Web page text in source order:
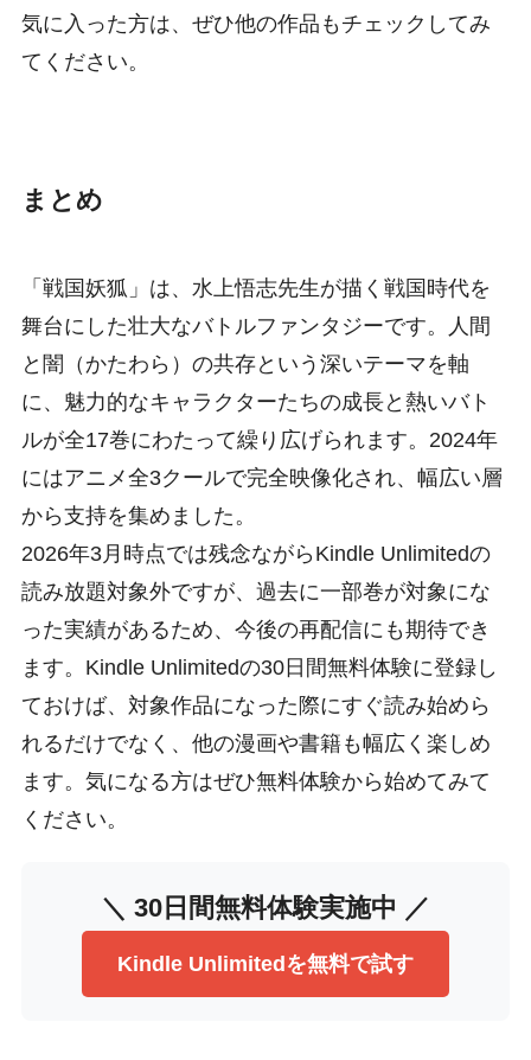
気に入った方は、ぜひ他の作品もチェックしてみ
てください。
まとめ
「戦国妖狐」は、水上悟志先生が描く戦国時代を
舞台にした壮大なバトルファンタジーです。人間
と闇（かたわら）の共存という深いテーマを軸
に、魅力的なキャラクターたちの成長と熱いバト
ルが全17巻にわたって繰り広げられます。2024年
にはアニメ全3クールで完全映像化され、幅広い層
から支持を集めました。
2026年3月時点では残念ながらKindle Unlimitedの
読み放題対象外ですが、過去に一部巻が対象にな
った実績があるため、今後の再配信にも期待でき
ます。Kindle Unlimitedの30日間無料体験に登録し
ておけば、対象作品になった際にすぐ読み始めら
れるだけでなく、他の漫画や書籍も幅広く楽しめ
ます。気になる方はぜひ無料体験から始めてみて
ください。
＼ 30日間無料体験実施中 ／
Kindle Unlimitedを無料で試す